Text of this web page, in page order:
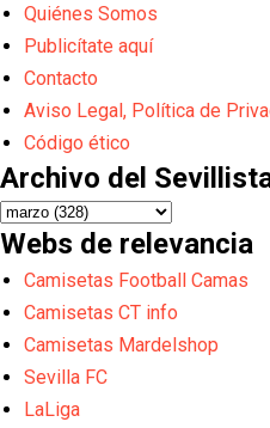
Quiénes Somos
Publicítate aquí
Contacto
Aviso Legal, Política de
Código ético
Archivo del
Webs de relevancia
Camisetas Football Camas
Camisetas CT info
Camisetas Mardelshop
Sevilla FC
LaLiga